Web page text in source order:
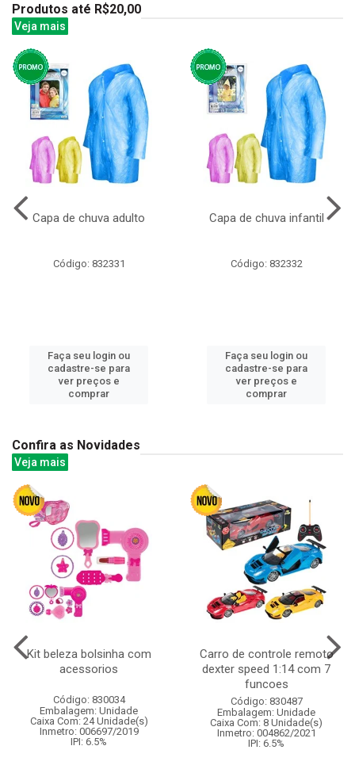
Produtos até R$20,00
Veja mais
Capa de chuva adulto
Código: 832331
Faça seu login ou
cadastre-se para
ver preços e
comprar
Capa de chuva infantil
Código: 832332
Faça seu login ou
cadastre-se para
ver preços e
comprar
Confira as Novidades
Veja mais
Kit beleza bolsinha com
acessorios
Código: 830034
Embalagem: Unidade
Caixa Com: 24 Unidade(s)
Inmetro: 006697/2019
IPI: 6.5%
Carro de controle remoto
dexter speed 1:14 com 7
funcoes
Código: 830487
Embalagem: Unidade
Caixa Com: 8 Unidade(s)
Inmetro: 004862/2021
IPI: 6.5%